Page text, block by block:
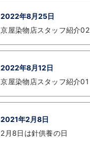
2022年8月25日
京屋染物店スタッフ紹介02
2022年8月12日
京屋染物店スタッフ紹介01
2021年2月8日
2月8日は針供養の日